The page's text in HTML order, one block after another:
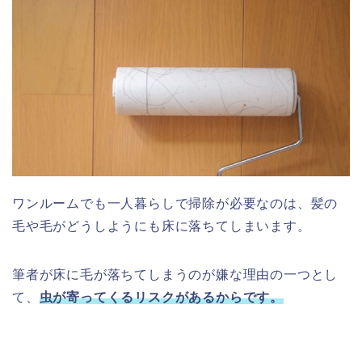
ワンルームでも一人暮らしで掃除が必要なのは、髪の
毛や毛がどうしようにも床に落ちてしまいます。
筆者が床に毛が落ちてしまうのが嫌な理由の一つとし
て、 虫が寄ってくるリスクがあるからです。